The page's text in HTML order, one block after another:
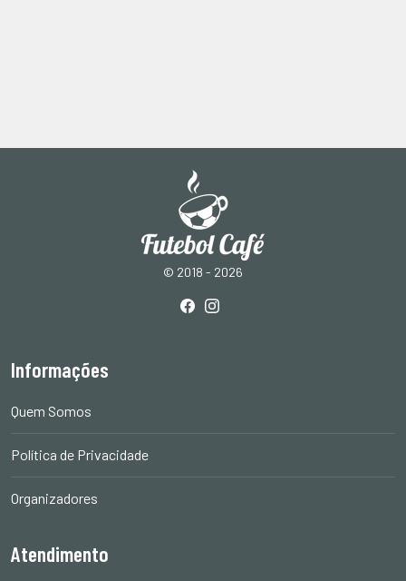
© 2018 - 2026
Informações
Quem Somos
Política de Privacidade
Organizadores
Atendimento